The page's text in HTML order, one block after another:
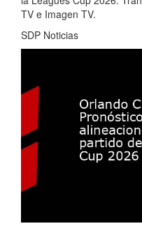
TV e Imagen TV.
SDP Noticias